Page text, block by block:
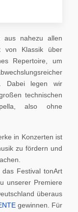
aus nahezu allen
von Klassik über
Repertoire, um
Dabei legen wir
technischen
also ohne
in Konzerten ist
zu fördern und
Festival tonArt
unserer Premiere
überaus
gewinnen. Für